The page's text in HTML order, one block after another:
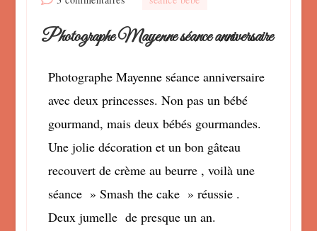
Mayenne
anniversaire
Photographe Mayenne séance anniversaire
Photographe Mayenne séance anniversaire
avec deux princesses. Non pas un bébé
gourmand, mais deux bébés gourmandes.
Une jolie décoration et un bon gâteau
recouvert de crème au beurre , voilà une
séance » Smash the cake » réussie .
Deux jumelle de presque un an.